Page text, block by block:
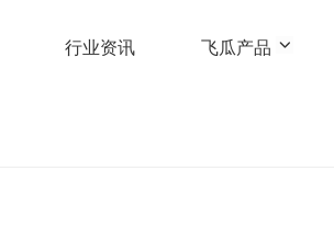
行业资讯 飞瓜产品